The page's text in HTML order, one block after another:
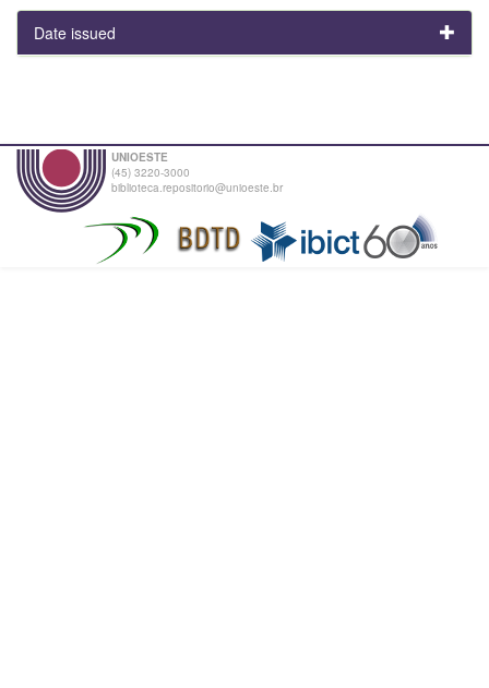
Date issued
UNIOESTE
(45) 3220-3000
biblioteca.repositorio@unioeste.br